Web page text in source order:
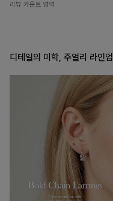
리뷰 카운트 영역
디테일의 미학, 주얼리 라인업